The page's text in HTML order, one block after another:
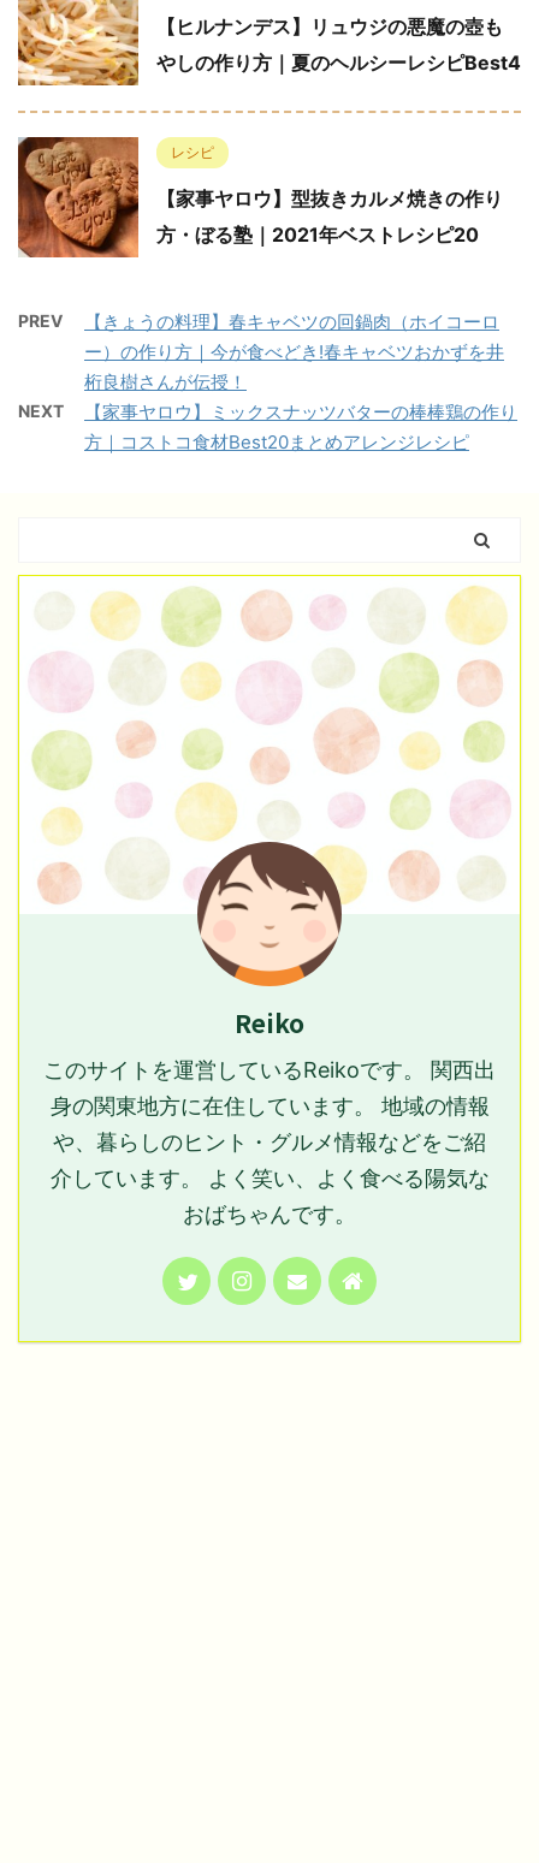
【ヒルナンデス】リュウジの悪魔の壺も
やしの作り方｜夏のヘルシーレシピBest4
レシピ
【家事ヤロウ】型抜きカルメ焼きの作り
方・ぼる塾｜2021年ベストレシピ20
PREV
【きょうの料理】春キャベツの回鍋肉（ホイコーロ
ー）の作り方｜今が食べどき!春キャベツおかずを井
桁良樹さんが伝授！
NEXT
【家事ヤロウ】ミックスナッツバターの棒棒鶏の作り
方｜コストコ食材Best20まとめアレンジレシピ
Reiko
このサイトを運営しているReikoです。 関西出
身の関東地方に在住しています。 地域の情報
や、暮らしのヒント・グルメ情報などをご紹
介しています。 よく笑い、よく食べる陽気な
おばちゃんです。